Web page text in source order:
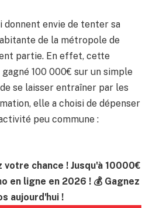
donnent envie de tenter sa
de la métropole de
partie. En effet, cette
100 000€ sur un simple
se laisser entraîner par les
elle a choisi de dépenser
peu commune :
votre chance ! Jusqu'à 10000€
en ligne en 2026 ! 💰 Gagnez
aujourd'hui !